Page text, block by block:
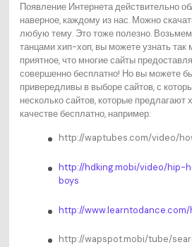
Появление Интернета действительно
наверное, каждому из нас. Можно
любую тему. Это тоже полезно.
танцами хип-хоп, вы можете узнать так
приятное, что многие сайты
совершенно бесплатно! Но вы можете
привередливы в выборе сайтов, с
несколько сайтов, которые
качестве бесплатно, например:
http://waptubes.com/video/
http://hdking.mobi/video/
boys
http://
http://wapspot.mobi/tube/